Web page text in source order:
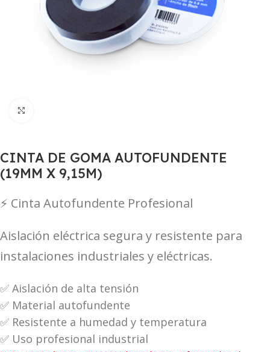
CINTA DE GOMA AUTOFUNDENTE
(19MM X 9,15M)
⚡ Cinta Autofundente Profesional
Aislación eléctrica segura y resistente para
instalaciones industriales y eléctricas.
✅ Aislación de alta tensión
✅ Material autofundente
✅ Resistente a humedad y temperatura
✅ Uso profesional industrial